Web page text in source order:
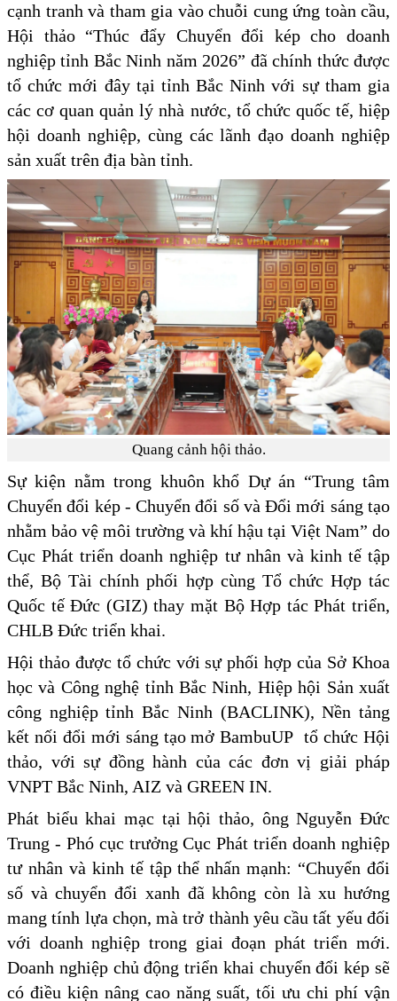
cạnh tranh và tham gia vào chuỗi cung ứng toàn cầu,
Hội thảo “Thúc đẩy Chuyển đổi kép cho doanh
nghiệp tỉnh Bắc Ninh năm 2026” đã chính thức được
tổ chức mới đây tại tỉnh Bắc Ninh với sự tham gia
các cơ quan quản lý nhà nước, tổ chức quốc tế, hiệp
hội doanh nghiệp, cùng các lãnh đạo doanh nghiệp
sản xuất trên địa bàn tỉnh.
Quang cảnh hội thảo.
Sự kiện nằm trong khuôn khổ Dự án “Trung tâm
Chuyển đổi kép - Chuyển đổi số và Đổi mới sáng tạo
nhằm bảo vệ môi trường và khí hậu tại Việt Nam” do
Cục Phát triển doanh nghiệp tư nhân và kinh tế tập
thể, Bộ Tài chính phối hợp cùng Tổ chức Hợp tác
Quốc tế Đức (GIZ) thay mặt Bộ Hợp tác Phát triển,
CHLB Đức triển khai.
Hội thảo được tổ chức với sự phối hợp của Sở Khoa
học và Công nghệ tỉnh Bắc Ninh, Hiệp hội Sản xuất
công nghiệp tỉnh Bắc Ninh (BACLINK), Nền tảng
kết nối đổi mới sáng tạo mở BambuUP tổ chức Hội
thảo, với sự đồng hành của các đơn vị giải pháp
VNPT Bắc Ninh, AIZ và GREEN IN.
Phát biểu khai mạc tại hội thảo, ông Nguyễn Đức
Trung - Phó cục trưởng Cục Phát triển doanh nghiệp
tư nhân và kinh tế tập thể nhấn mạnh: “Chuyển đổi
số và chuyển đổi xanh đã không còn là xu hướng
mang tính lựa chọn, mà trở thành yêu cầu tất yếu đối
với doanh nghiệp trong giai đoạn phát triển mới.
Doanh nghiệp chủ động triển khai chuyển đổi kép sẽ
có điều kiện nâng cao năng suất, tối ưu chi phí vận